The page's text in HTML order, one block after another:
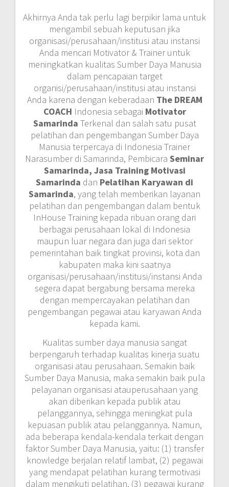
Akhirnya Anda tak perlu lagi berpikir lama untuk
mengambil sebuah keputusan jika
organisasi/perusahaan/institusi atau instansi
Anda mencari Motivator & Trainer untuk
meningkatkan kualitas Sumber Daya Manusia
dalam pencapaian target
organisi/perusahaan/institusi atau instansi
Anda karena dengan keberadaan The DREAM
COACH Indonesia sebagai Motivator
Samarinda Terkenal dan salah satu pusat
pelatihan dan pengembangan Sumber Daya
Manusia terpercaya di Indonesia Trainer
Narasumber di Samarinda, Pembicara Seminar
Samarinda, Jasa Training Motivasi
Samarinda dan Pelatihan Karyawan di
Samarinda, yang telah memberikan layanan
pelatihan dan pengembangan dalam bentuk
InHouse Training kepada ribuan orang dari
berbagai perusahaan lokal di Indonesia
maupun luar negara dan juga dari sektor
pemerintahan baik tingkat provinsi, kota dan
kabupaten maka kini saatnya
organisasi/perusahaan/institusi/instansi Anda
segera dapat bergabung bersama mereka
dengan mempercayakan pelatihan dan
pengembangan pegawai atau karyawan Anda
kepada kami.
Kualitas sumber daya manusia sangat
berpengaruh terhadap kualitas kinerja suatu
organisasi atau perusahaan. Semakin baik
Sumber Daya Manusia, maka semakin baik pula
pelayanan organisasi atauperusahaan yang
akan diberikan kepada publik atau
pelanggannya, sehingga meningkat pula
kepuasan publik atau pelanggannya. Namun,
ada beberapa kendala-kendala terkait dengan
faktor Sumber Daya Manusia, yaitu: (1) transfer
knowledge berjalan relatif lambat, (2) pegawai
yang mendapat pelatihan kurang termotivasi
dalam mengikuti pelatihan, (3) pegawai kurang